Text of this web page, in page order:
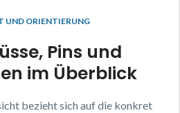
UND ORIENTIERUNG
Pins und
im Überblick
bezieht sich auf die konkret